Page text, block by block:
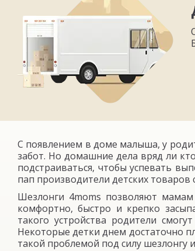
С появлением в доме малыша, у
забот. Но домашние дела вряд ли
подстраиваться, чтобы успевать
пап производители детских товаров
Шезлонги 4moms позволяют
комфортно, быстро и крепко
такого устройства родители
Некоторые детки днем достаточно
такой проблемой под силу шезлонгу